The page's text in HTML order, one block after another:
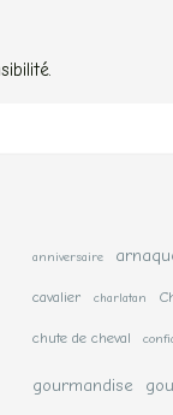
anniversaire
cavalier charlatan
chute de cheval
gourmandise